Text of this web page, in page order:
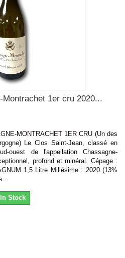
Montrachet 1er cru 2020...
MONTRACHET 1ER CRU (Un des
Le Clos Saint-Jean, classé en
ouest de l'appellation Chassagne-
profond et minéral. Cépage :
1,5 Litre Millésime : 2020 (13%
In Stock